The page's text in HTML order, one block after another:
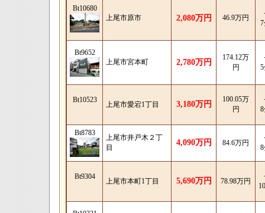
Bt10680
上尾市原市
2,080万円 46.9万円
Bt9652
上尾市宮本町
2,780万円
174.12万
円
Bt10523
上尾市愛宕1丁目 3,180万円
100.05万
円
Bt8783
上尾市井戸木２丁
目
4,090万円 84.6万円
Bt9304
上尾市本町1丁目 5,690万円 78.98万円